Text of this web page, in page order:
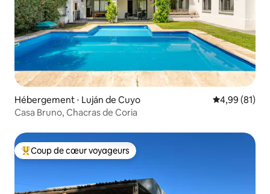
Hébergement ⋅ Luján de Cuyo Évaluation
4,99 (81)
Casa Bruno, Chacras de Coria
Coups de cœur voyageurs les plus appréciés
Coup de cœur voyageurs